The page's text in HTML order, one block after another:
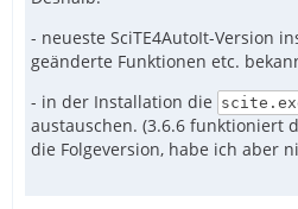
- neueste SciTE4AutoIt-Version
geänderte Funktionen etc.
- in der Installation die
austauschen. (3.6.6 funktioniert
die Folgeversion, habe ich aber